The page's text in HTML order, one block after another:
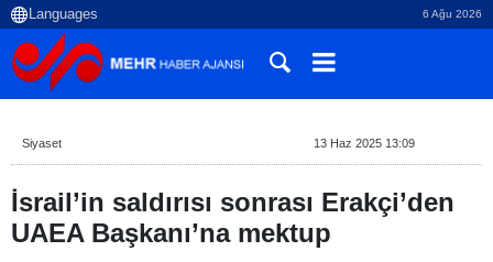
6 Ağu 2026
Siyaset 13 Haz 2025 13:09
İsrail’in saldırısı sonrası Erakçi’den
UAEA Başkanı’na mektup